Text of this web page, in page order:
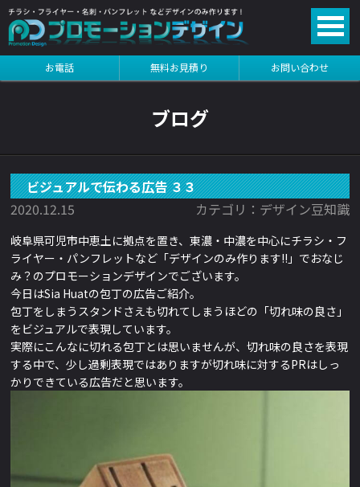
お電話 無料お見積り お問い合わせ
ブログ
ビジュアルで伝わる広告 ３３
2020.12.15
カテゴリ：デザイン豆知識
岐阜県可児市中恵土に拠点を置き、東濃・中濃を中心にチラシ・フ
ライヤー・パンフレットなど「デザインのみ作ります!!」でおなじ
み？のプロモーションデザインでございます。
今日はSia Huatの包丁の広告ご紹介。
包丁をしまうスタンドさえも切れてしまうほどの「切れ味の良さ」
をビジュアルで表現しています。
実際にこんなに切れる包丁とは思いませんが、切れ味の良さを表現
する中で、少し過剰表現ではありますが切れ味に対するPRはしっ
かりできている広告だと思います。